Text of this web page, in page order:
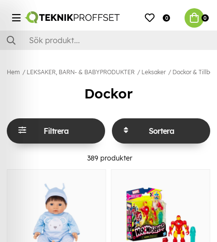
0 0
Hem LEKSAKER, BARN- & BABYPRODUKTER Leksaker Dockor &
Dockor
Filtrera Sortera
389produkter